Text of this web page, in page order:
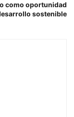
como oportunidad
sostenible